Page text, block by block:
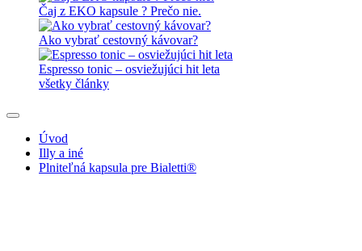
Čaj z EKO kapsule ? Prečo nie.
Ako vybrať cestovný kávovar?
Espresso tonic – osviežujúci hit leta
všetky články
Úvod
Illy a iné
Plniteľná kapsula pre Bialetti®